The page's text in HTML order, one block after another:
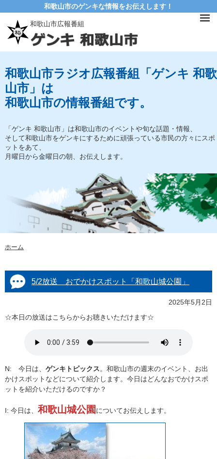
和歌山市のゲンキな情報をお伝えします！
和歌山市広報番組
和歌山市ラジオ広報番組「ゲンキ 和歌
山市」は
和歌山市の情報番組です。
「ゲンキ 和歌山市」は和歌山市のイベントや旬な話題・情報、
そして和歌山市をゲンキにするために頑張っている市民の方々にスポ
ットをあて、
月曜日から金曜日の朝、お伝えします。
ホーム
5/2放送 おでかけスポット「和歌山城公園」
2025年5月2日
☆本日の放送はこちらからお聴きいただけます☆
N: 今日は、 ゲンキトピックス。和歌山市の週末のイベント、お出
かけスポットなどについて紹介します。今日はどんなおでかけスポ
ットを紹介いただけるのですか？
I: 今日は、 和歌山城公園 についてお伝えします。